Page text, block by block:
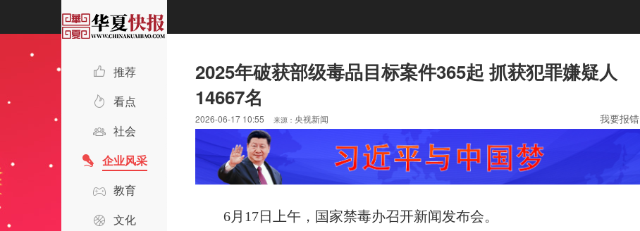
推荐
看点
社会
企业风采
教育
文化
2025年破获部级毒品目标案件365起 抓获犯罪嫌疑人
14667名
2026-06-17 10:55 来源： 央视新闻 我要报错
6月17日上午，国家禁毒办召开新闻发布会。